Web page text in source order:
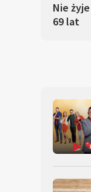
Nie
69 lat